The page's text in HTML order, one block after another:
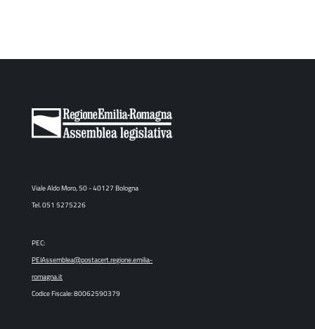
Viale Aldo Moro, 50 - 40127 Bologna
Tel. 051 5275226
PEC:
PEIAssemblea@postacert.regione.emilia-
romagna.it
Codice Fiscale: 80062590379